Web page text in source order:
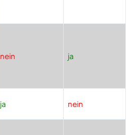
nein ja
ja nein